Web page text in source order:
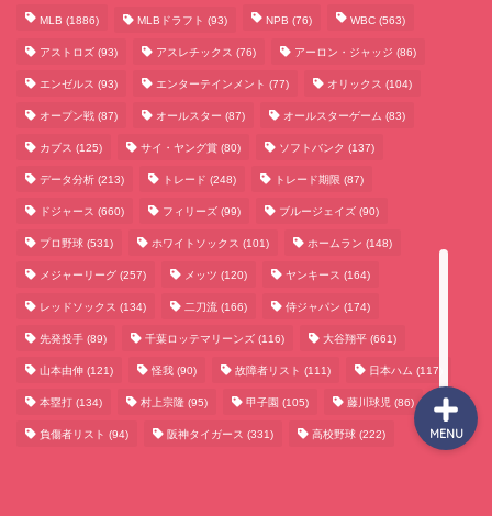
MLB (1886) MLBドラフト (93) NPB (76) WBC (563)
アストロズ (93) アスレチックス (76) アーロン・ジャッジ (86)
エンゼルス (93) エンターテインメント (77) オリックス (104)
オープン戦 (87) オールスター (87) オールスターゲーム (83)
カブス (125) サイ・ヤング賞 (80) ソフトバンク (137)
データ分析 (213) トレード (248) トレード期限 (87)
ドジャース (660) フィリーズ (99) ブルージェイズ (90)
プロ野球 (531) ホワイトソックス (101) ホームラン (148)
メジャーリーグ (257) メッツ (120) ヤンキース (164)
レッドソックス (134) 二刀流 (166) 侍ジャパン (174)
先発投手 (89) 千葉ロッテマリーンズ (116) 大谷翔平 (661)
山本由伸 (121) 怪我 (90) 故障者リスト (111) 日本ハム (117)
本塁打 (134) 村上宗隆 (95) 甲子園 (105) 藤川球児 (86)
負傷者リスト (94) 阪神タイガース (331) 高校野球 (222) MENU
ビジネス・経済まとめ